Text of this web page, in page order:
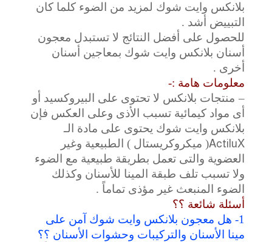
بلانكس وايت شوك لمزيد من الضوء كلما كان
التبييض أشد .
للحصول على أفضل النتائج لا تستبدل معجون
أسنان بلانكس وايت شوك بمعاجين أسنان
أخرى .
معلومات هامة :-
– منتجات بلانكس لا تحتوى على البيروكسيد أو
أى مواد كيمائية تسبب الأذى وعلى العكس فإن
بلانكس وايت شوك يحتوى على مادة الـ
ActiluX( ميكروكريستال ) الطبيعية وغير
العضوية والتى تعمل بطريقة طبيعية مع الضوء
ولا تسبب تلف طبقة المينا للأسنان وكذلك
الضوء المنبعث غير مؤذى تماماً .
أسئلة شائعة ؟؟
1- هل معجون بلانكس وايت شوك آمن على
مينا الأسنان والتركيبات وحشوات الأسنان ؟؟